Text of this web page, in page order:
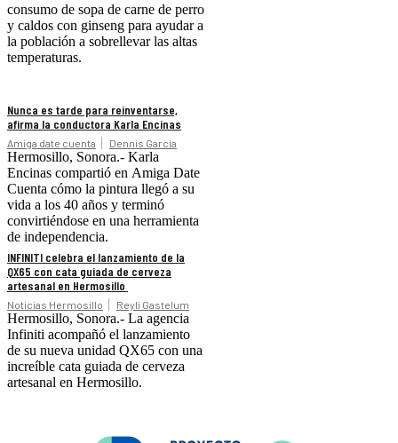
consumo de sopa de carne de perro
y caldos con ginseng para ayudar a
la población a sobrellevar las altas
temperaturas.
Nunca es tarde para reinventarse,
afirma la conductora Karla Encinas
Amiga date cuenta Dennis Garcia
Hermosillo, Sonora.- Karla
Encinas compartió en Amiga Date
Cuenta cómo la pintura llegó a su
vida a los 40 años y terminó
convirtiéndose en una herramienta
de independencia.
INFINITI celebra el lanzamiento de la
QX65 con cata guiada de cerveza
artesanal en Hermosillo
Noticias Hermosillo Reyli Gastelum
Hermosillo, Sonora.- La agencia
Infiniti acompañó el lanzamiento
de su nueva unidad QX65 con una
increíble cata guiada de cerveza
artesanal en Hermosillo.